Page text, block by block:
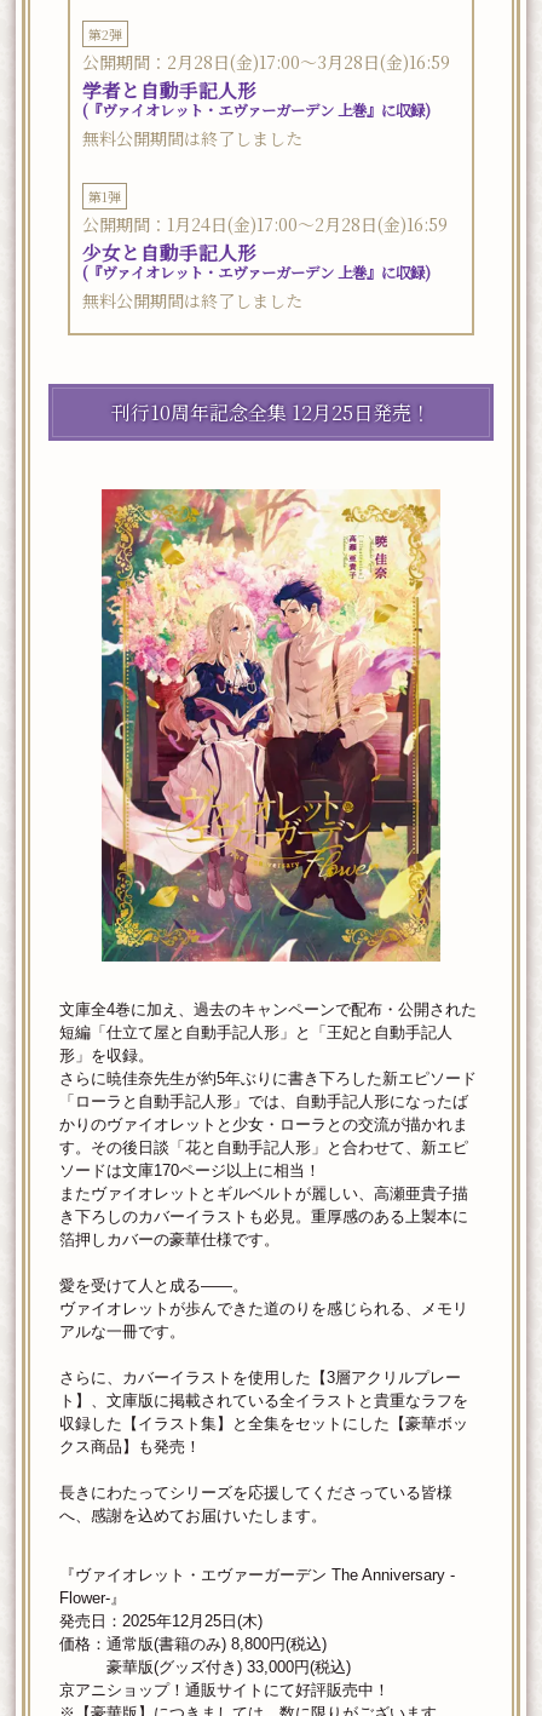
第2弾
公開期間：2月28日(金)17:00～3月28日(金)16:59
学者と自動手記人形
(『ヴァイオレット・エヴァーガーデン 上巻』に収録)
無料公開期間は終了しました
第1弾
公開期間：1月24日(金)17:00～2月28日(金)16:59
少女と自動手記人形
(『ヴァイオレット・エヴァーガーデン 上巻』に収録)
無料公開期間は終了しました
刊行10周年記念全集 12月25日発売！
文庫全4巻に加え、過去のキャンペーンで配布・公開された
短編「仕立て屋と自動手記人形」と「王妃と自動手記人
形」を収録。
さらに暁佳奈先生が約5年ぶりに書き下ろした新エピソード
「ローラと自動手記人形」では、自動手記人形になったば
かりのヴァイオレットと少女・ローラとの交流が描かれま
す。その後日談「花と自動手記人形」と合わせて、新エピ
ソードは文庫170ページ以上に相当！
またヴァイオレットとギルベルトが麗しい、高瀬亜貴子描
き下ろしのカバーイラストも必見。重厚感のある上製本に
箔押しカバーの豪華仕様です。
愛を受けて人と成る――。
ヴァイオレットが歩んできた道のりを感じられる、メモリ
アルな一冊です。
さらに、カバーイラストを使用した【3層アクリルプレー
ト】、文庫版に掲載されている全イラストと貴重なラフを
収録した【イラスト集】と全集をセットにした【豪華ボッ
クス商品】も発売！
長きにわたってシリーズを応援してくださっている皆様
へ、感謝を込めてお届けいたします。
『ヴァイオレット・エヴァーガーデン The Anniversary -
Flower-』
発売日：2025年12月25日(木)
価格：通常版(書籍のみ) 8,800円(税込)
豪華版(グッズ付き) 33,000円(税込)
京アニショップ！通販サイトにて好評販売中！